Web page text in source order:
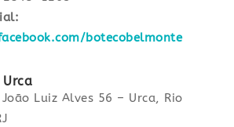
botecobelmonte
Luiz Alves 56 – Urca, Rio